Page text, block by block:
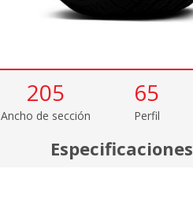
205
Ancho de sección
65
Perfil
Especificaciones